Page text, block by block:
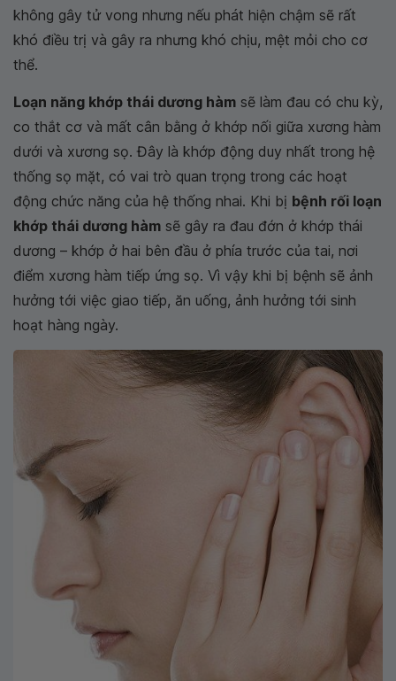
không gây tử vong nhưng nếu phát hiện chậm sẽ rất
khó điều trị và gây ra nhưng khó chịu, mệt mỏi cho cơ
thể.
Loạn năng khớp thái dương hàm sẽ làm đau có chu kỳ,
co thắt cơ và mất cân bằng ở khớp nối giữa xương hàm
dưới và xương sọ. Đây là khớp động duy nhất trong hệ
thống sọ mặt, có vai trò quan trọng trong các hoạt
động chức năng của hệ thống nhai. Khi bị bệnh rối loạn
khớp thái dương hàm sẽ gây ra đau đớn ở khớp thái
dương – khớp ở hai bên đầu ở phía trước của tai, nơi
điểm xương hàm tiếp ứng sọ. Vì vậy khi bị bệnh sẽ ảnh
hưởng tới việc giao tiếp, ăn uống, ảnh hưởng tới sinh
hoạt hàng ngày.